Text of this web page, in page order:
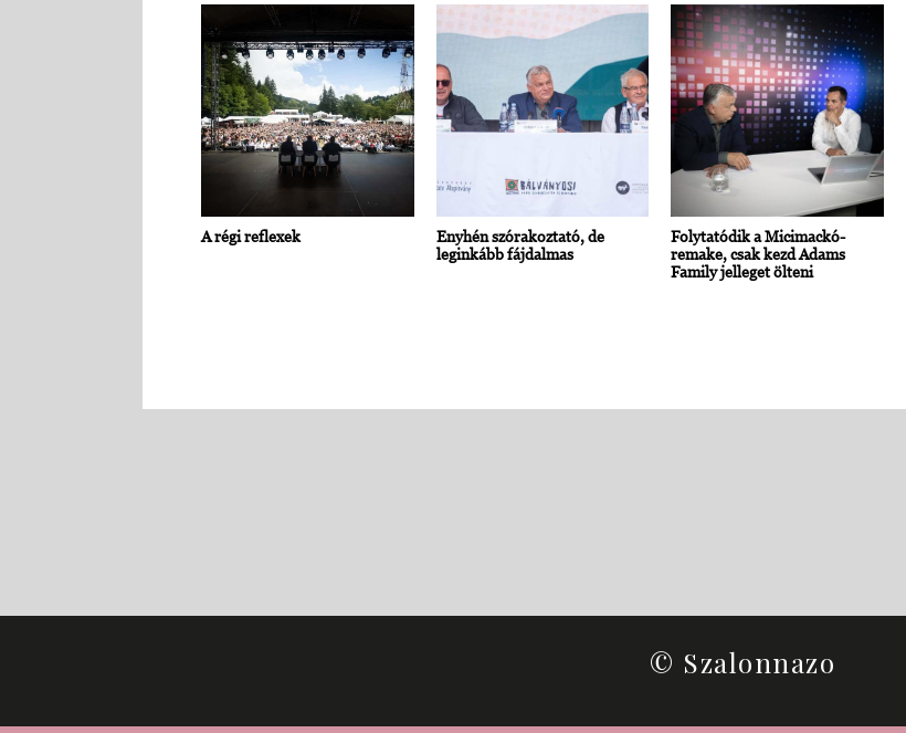
A régi reflexek
Enyhén szórakoztató, de
leginkább fájdalmas
Folytatódik a Micimackó-
remake, csak kezd Adams
Family jelleget ölteni
© Szalonnazo